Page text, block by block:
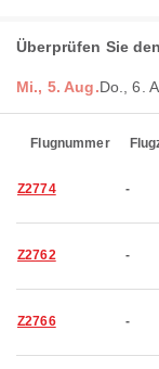
Überprüfen Sie
Mi., 5. Aug.Do., 6.
Flugnummer
Z2774 -
Z2762 -
Z2766 -